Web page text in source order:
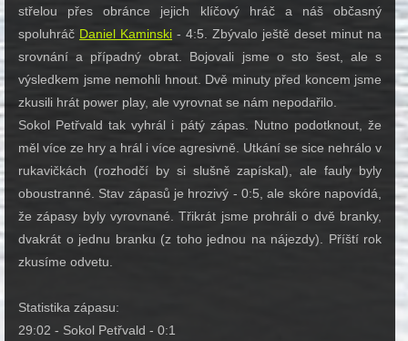
střelou přes obránce jejich klíčový hráč a náš občasný
spoluhráč Daniel Kaminski - 4:5. Zbývalo ještě deset minut na
srovnání a případný obrat. Bojovali jsme o sto šest, ale s
výsledkem jsme nemohli hnout. Dvě minuty před koncem jsme
zkusili hrát power play, ale vyrovnat se nám nepodařilo.
Sokol Petřvald tak vyhrál i pátý zápas. Nutno podotknout, že
měl více ze hry a hrál i více agresivně. Utkání se sice nehrálo v
rukavičkách (rozhodčí by si slušně zapískal), ale fauly byly
oboustranné. Stav zápasů je hrozivý - 0:5, ale skóre napovídá,
že zápasy byly vyrovnané. Třikrát jsme prohráli o dvě branky,
dvakrát o jednu branku (z toho jednou na nájezdy). Příští rok
zkusíme odvetu.
Statistika zápasu:
29:02 - Sokol Petřvald - 0:1